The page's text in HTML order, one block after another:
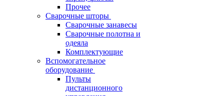
Прочее
Сварочные шторы
Сварочные занавесы
Сварочные полотна и
одеяла
Комплектующие
Вспомогательное
оборудование
Пульты
дистанционного